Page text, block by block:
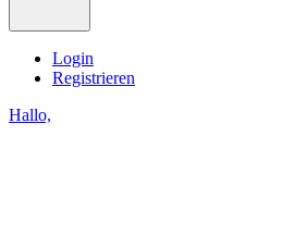
Login
Registrieren
Hallo,